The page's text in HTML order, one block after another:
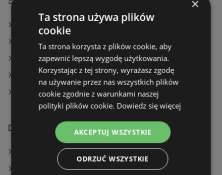
Rossmann w Stronie Śląskie
Rossmann w Krasnystaw (Gmina)
Rossmann w Skwierzyna
Rossmann w Góra Kalwaria
Rossmann w Buk
Dodatkowe łącza
Oferty Rossmann
Oferty Natura Drogerie
×
Ta strona używa plików
cookie
Ta strona korzysta z plików cookie, aby
zapewnić lepszą wygodę użytkowania.
Korzystając z tej strony, wyrażasz zgodę
na używanie przez nas wszystkich plików
cookie zgodnie z warunkami naszej
polityki plików cookie. Dowiedz się więcej
AKCEPTUJ WSZYSTKIE
ODRZUĆ WSZYSTKIE